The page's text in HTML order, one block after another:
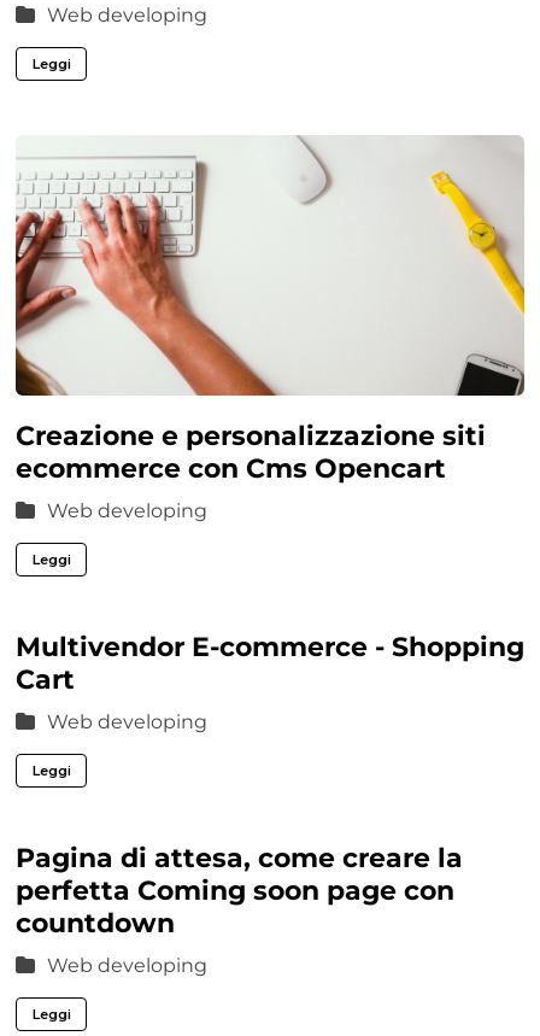
Web developing
Leggi
Creazione e personalizzazione siti
ecommerce con Cms Opencart
Web developing
Leggi
Multivendor E-commerce - Shopping
Cart
Web developing
Leggi
Pagina di attesa, come creare la
perfetta Coming soon page con
countdown
Web developing
Leggi